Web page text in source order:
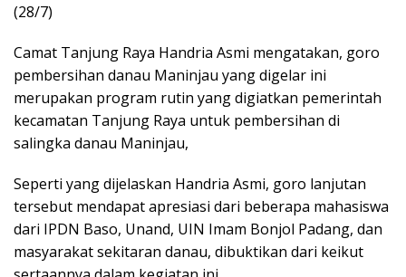
(28/7)
Camat Tanjung Raya Handria Asmi mengatakan, goro
pembersihan danau Maninjau yang digelar ini
merupakan program rutin yang digiatkan pemerintah
kecamatan Tanjung Raya untuk pembersihan di
salingka danau Maninjau,
Seperti yang dijelaskan Handria Asmi, goro lanjutan
tersebut mendapat apresiasi dari beberapa mahasiswa
dari IPDN Baso, Unand, UIN Imam Bonjol Padang, dan
masyarakat sekitaran danau, dibuktikan dari keikut